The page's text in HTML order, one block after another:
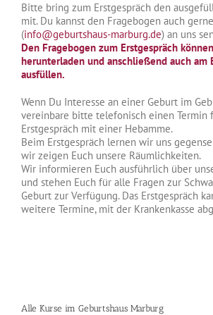
Bitte bring zum Erstgespräch den
mit. Du kannst den Fragebogen auch
(info@geburtshaus-marburg.de) an uns
Den Fragebogen zum Erstgespräch
herunterladen und anschließend auch am
ausfüllen.
Wenn Du Interesse an einer Geburt im
vereinbare bitte telefonisch einen Termin
Erstgespräch mit einer Hebamme.
Beim Erstgespräch lernen wir uns
wir zeigen Euch unsere Räumlichkeiten.
Wir informieren Euch ausführlich über
und stehen Euch für alle Fragen zur
Geburt zur Verfügung. Das Erstgespräch
weitere Termine, mit der Krankenkasse
Alle Kurse im Geburtshaus Marburg